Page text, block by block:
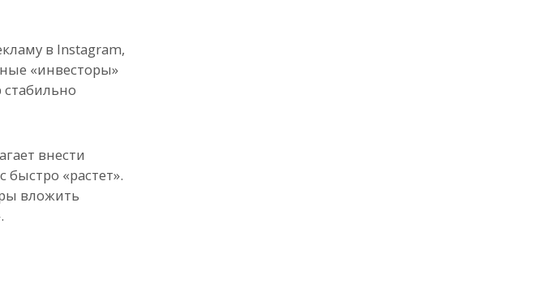
в Instagram,
«инвесторы»
внести
«растет».
вложить